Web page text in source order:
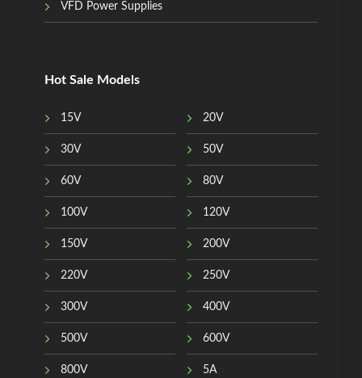
VFD Power Supplies
Hot Sale Models
15V 20V
30V 50V
60V 80V
100V 120V
150V 200V
220V 250V
300V 400V
500V 600V
800V 5A